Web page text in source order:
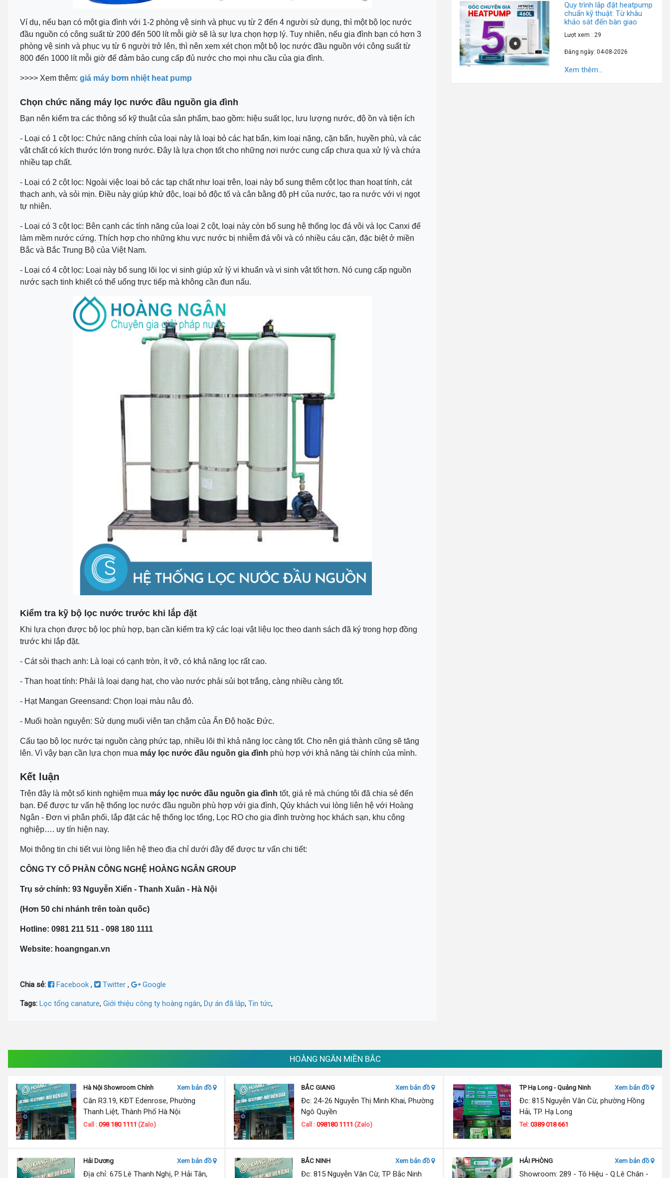
Ví dụ, nếu bạn có một gia đình với 1-2 phòng vệ sinh và phục vụ từ 2 đến 4 người sử dụng, thì một bộ lọc nước
đầu nguồn có công suất từ 200 đến 500 lít mỗi giờ sẽ là sự lựa chọn hợp lý. Tuy nhiên, nếu gia đình bạn có hơn 3
phòng vệ sinh và phục vụ từ 6 người trở lên, thì nên xem xét chọn một bộ lọc nước đầu nguồn với công suất từ
800 đến 1000 lít mỗi giờ để đảm bảo cung cấp đủ nước cho mọi nhu cầu của gia đình.
>>>> Xem thêm: giá máy bơm nhiệt heat pump
Chọn chức năng máy lọc nước đầu nguồn gia đình
Bạn nên kiểm tra các thông số kỹ thuật của sản phẩm, bao gồm: hiệu suất lọc, lưu lượng nước, độ ồn và tiện ích
- Loại có 1 cột lọc: Chức năng chính của loại này là loại bỏ các hạt bẩn, kim loại nặng, cặn bẩn, huyền phù, và các
vật chất có kích thước lớn trong nước. Đây là lựa chọn tốt cho những nơi nước cung cấp chưa qua xử lý và chứa
nhiều tạp chất.
- Loại có 2 cột lọc: Ngoài việc loại bỏ các tạp chất như loại trên, loại này bổ sung thêm cột lọc than hoạt tính, cát
thạch anh, và sỏi mịn. Điều này giúp khử độc, loại bỏ độc tố và cân bằng độ pH của nước, tạo ra nước với vị ngọt
tự nhiên.
- Loại có 3 cột lọc: Bên cạnh các tính năng của loại 2 cột, loại này còn bổ sung hệ thống lọc đá vôi và lọc Canxi để
làm mềm nước cứng. Thích hợp cho những khu vực nước bị nhiễm đá vôi và có nhiều cáu cặn, đặc biệt ở miền
Bắc và Bắc Trung Bộ của Việt Nam.
- Loại có 4 cột lọc: Loại này bổ sung lõi lọc vi sinh giúp xử lý vi khuẩn và vi sinh vật tốt hơn. Nó cung cấp nguồn
nước sạch tinh khiết có thể uống trực tiếp mà không cần đun nấu.
Kiểm tra kỹ bộ lọc nước trước khi lắp đặt
Khi lựa chọn được bộ lọc phù hợp, bạn cần kiểm tra kỹ các loại vật liệu lọc theo danh sách đã ký trong hợp đồng
trước khi lắp đặt.
- Cát sỏi thạch anh: Là loại có cạnh tròn, ít vỡ, có khả năng lọc rất cao.
- Than hoạt tính: Phải là loại dạng hạt, cho vào nước phải sủi bọt trắng, càng nhiều càng tốt.
- Hạt Mangan Greensand: Chọn loại màu nâu đỏ.
- Muối hoàn nguyên: Sử dụng muối viên tan chậm của Ấn Độ hoặc Đức.
Cấu tạo bộ lọc nước tại nguồn càng phức tạp, nhiều lõi thì khả năng lọc càng tốt. Cho nên giá thành cũng sẽ tăng
lên. Vì vậy bạn cần lựa chọn mua máy lọc nước đầu nguồn gia đình phù hợp với khả năng tài chính của mình.
Kết luận
Trên đây là một số kinh nghiệm mua máy lọc nước đầu nguồn gia đình tốt, giá rẻ mà chúng tôi đã chia sẻ đến
bạn. Để được tư vấn hệ thống lọc nước đầu nguồn phù hợp với gia đình, Qúy khách vui lòng liên hệ với Hoàng
Ngân - Đơn vị phân phối, lắp đặt các hệ thống lọc tổng, Lọc RO cho gia đình trường học khách sạn, khu công
nghiệp…. uy tín hiện nay.
Mọi thông tin chi tiết vui lòng liên hệ theo địa chỉ dưới đây để được tư vấn chi tiết:
CÔNG TY CỔ PHẦN CÔNG NGHỆ HOÀNG NGÂN GROUP
Trụ sở chính: 93 Nguyễn Xiển - Thanh Xuân - Hà Nội
(Hơn 50 chi nhánh trên toàn quốc)
Hotline: 0981 211 511 - 098 180 1111
Website: hoangngan.vn
Chia sẻ: Facebook , Twitter , Google
Tags: Lọc tổng canature, Giới thiệu công ty hoàng ngân, Dự án đã lắp, Tin tức,
Quy trình lắp đặt heatpump
chuẩn kỹ thuật: Từ khâu
khảo sát đến bàn giao
Lượt xem : 29
Đăng ngày: 04-08-2026
Xem thêm...
HOÀNG NGÂN MIỀN BẮC
Hà Nội Showroom Chính Xem bản đồ
Căn R3.19, KĐT Edenrose, Phường
Thanh Liệt, Thành Phố Hà Nội
Call : 098 180 1111 (Zalo)
BẮC GIANG Xem bản đồ
Đc: 24-26 Nguyễn Thị Minh Khai, Phường
Ngô Quyền
Call :098180 1111 (Zalo)
TP Hạ Long - Quảng Ninh Xem bản đồ
Đc: 815 Nguyễn Văn Cừ, phường Hồng
Hải, TP. Hạ Long
Tel:0389 018 661
Hải Dương Xem bản đồ
Địa chỉ: 675 Lê Thanh Nghị, P. Hải Tân,
BẮC NINH Xem bản đồ
Đc: 815 Nguyễn Văn Cừ, TP Bắc Ninh
HẢI PHÒNG Xem bản đồ
Showroom: 289 - Tô Hiệu - Q.Lê Chân -